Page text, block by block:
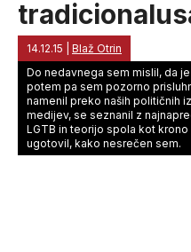
14.12.15
Blaž Otrin
Do nedavnega sem mislil, da
potem pa sem pozorno
namenil preko naših političnih
medijev, se seznanil z
LGTB in teorijo spola kot
ugotovil, kako nesrečen sem.